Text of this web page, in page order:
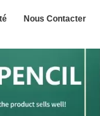
Nous Contacter